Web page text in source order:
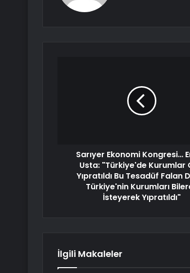
Sarıyer Ekonomi Kongresi…
Usta: "Türkiye'de Kurumlar
Yıpratıldı Bu Tesadüf Falan
Türkiye'nin Kurumları
İsteyerek Yıpratıldı"
İlgili Makaleler